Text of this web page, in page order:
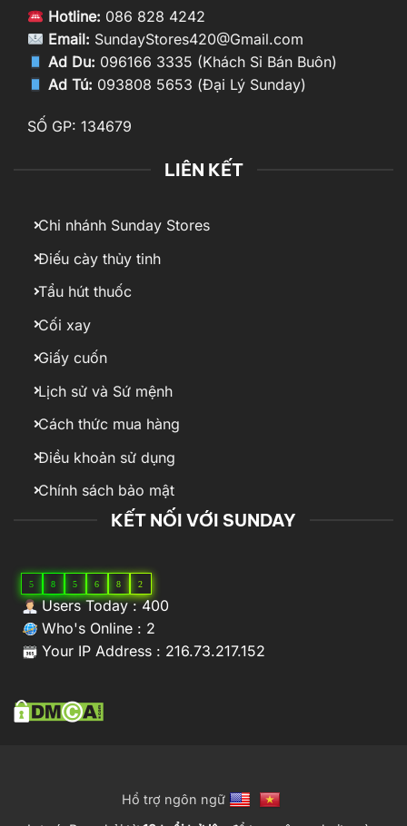
Hotline: 086 828 4242
Email: SundayStores420@Gmail.com
Ad Du: 096166 3335 (Khách Sỉ Bán Buôn)
Ad Tú: 093808 5653 (Đại Lý Sunday)
SỐ GP: 134679
LIÊN KẾT
Chi nhánh Sunday Stores
Điếu cày thủy tinh
Tẩu hút thuốc
Cối xay
Giấy cuốn
Lịch sử và Sứ mệnh
Cách thức mua hàng
Điều khoản sử dụng
Chính sách bảo mật
KẾT NỐI VỚI SUNDAY
5 8 5 6 8 2
Users Today : 400
Who's Online : 2
Your IP Address : 216.73.217.152
Hổ trợ ngôn ngữ